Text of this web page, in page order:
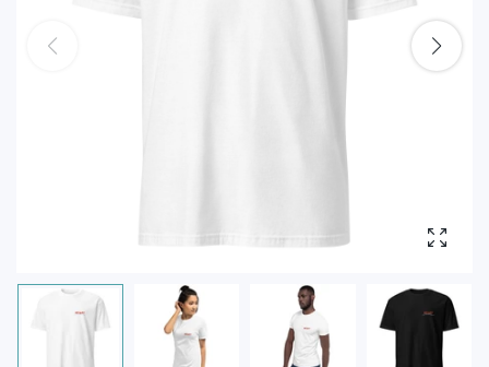
Foto